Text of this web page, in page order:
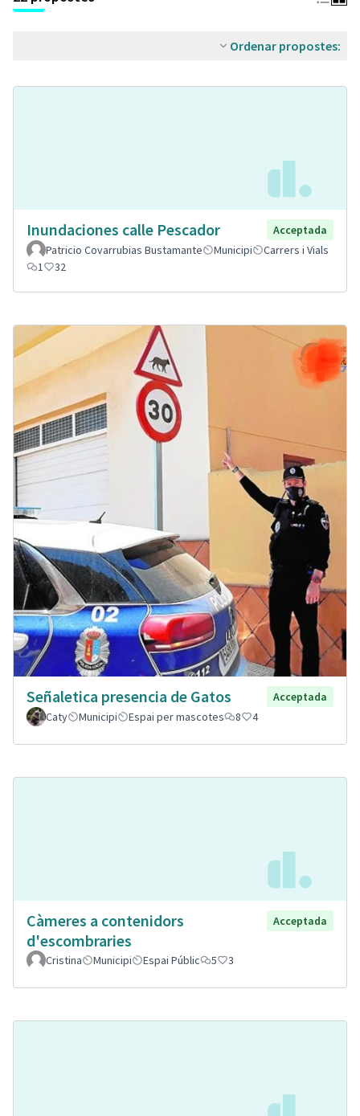
Ordenar propostes:
Inundaciones calle Pescador
Acceptada
Patricio Covarrubias Bustamante
Municipi
Carrers i Vials
1
32
Señaletica presencia de Gatos
Acceptada
Caty
Municipi Espai per mascotes 8 4
Càmeres a contenidors
d'escombraries
Acceptada
Cristina Municipi Espai Públic 5 3